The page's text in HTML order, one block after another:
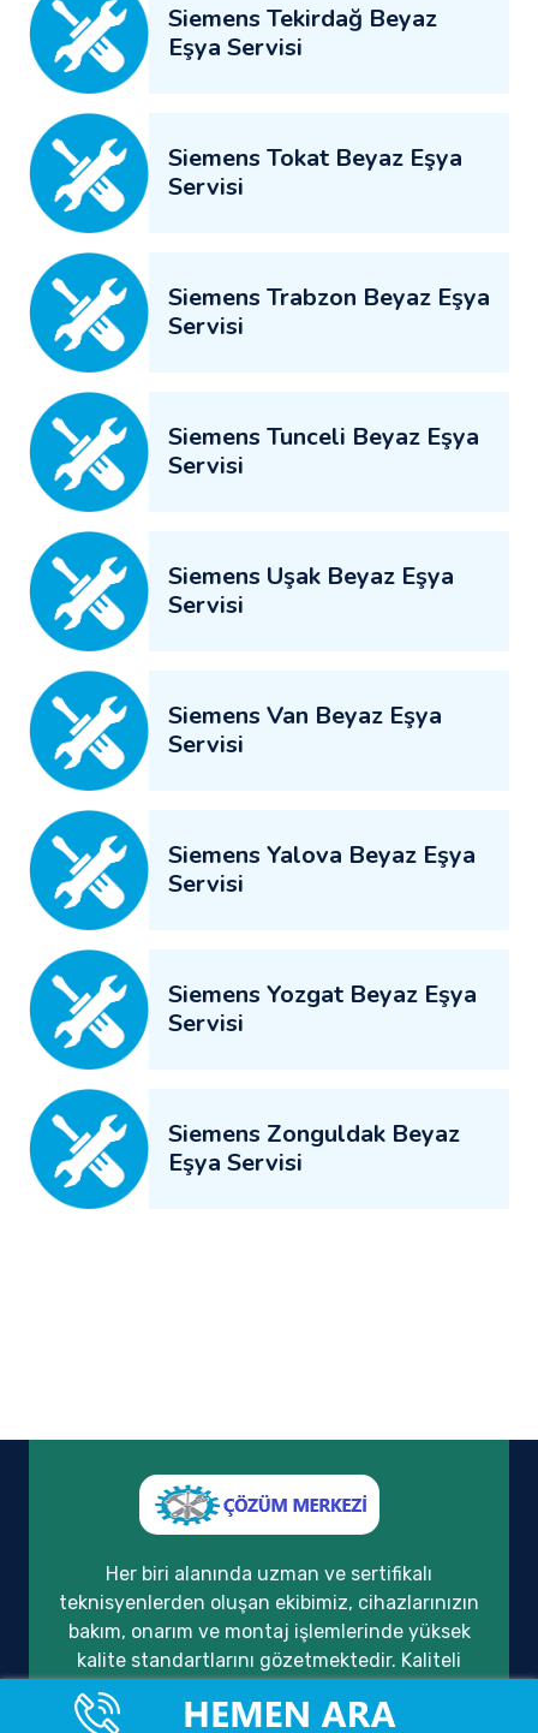
Siemens Tekirdağ Beyaz
Eşya Servisi
Siemens Tokat Beyaz Eşya
Servisi
Siemens Trabzon Beyaz Eşya
Servisi
Siemens Tunceli Beyaz Eşya
Servisi
Siemens Uşak Beyaz Eşya
Servisi
Siemens Van Beyaz Eşya
Servisi
Siemens Yalova Beyaz Eşya
Servisi
Siemens Yozgat Beyaz Eşya
Servisi
Siemens Zonguldak Beyaz
Eşya Servisi
Her biri alanında uzman ve sertifikalı
teknisyenlerden oluşan ekibimiz, cihazlarınızın
bakım, onarım ve montaj işlemlerinde yüksek
kalite standartlarını gözetmektedir. Kaliteli
hizmet anlayışımızı, müşteri memnuniyeti ve
güven temeli üzerine inşa ederek, yıllardır